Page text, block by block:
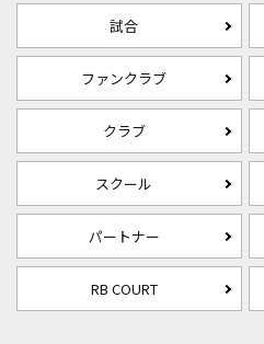
試合
ファンクラブ
クラブ
スクール
パートナー
RB COURT